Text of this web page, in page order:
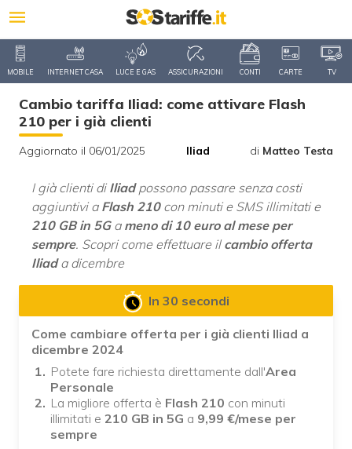
MOBILE INTERNET CASA LUCE E GAS ASSICURAZIONI CONTI CARTE TV
Cambio tariffa Iliad: come attivare Flash
210 per i già clienti
Aggiornato il 06/01/2025 Iliad di Matteo Testa
I già clienti diIliadpossono passare senza costi
aggiuntivi a Flash 210con minuti e SMS illimitati e
210 GB in 5Ga meno di 10 euro al mese per
sempre. Scopri come effettuare il cambio offerta
Iliada dicembre
In 30 secondi
Come cambiare offerta per i già clienti Iliad a
dicembre 2024
Potete fare richiesta direttamente dall'Area
Personale
La migliore offerta è Flash 210 con minuti
illimitati e 210 GB in 5G a 9,99 €/mese per
sempre